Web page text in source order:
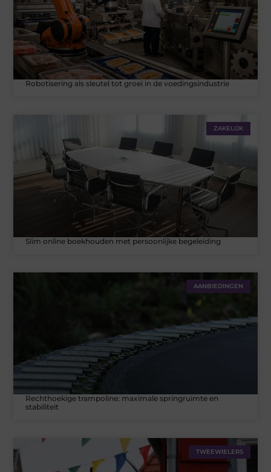
Robotisering als sleutel tot groei in de voedingsindustrie
ZAKELIJK
Slim online boekhouden met persoonlijke begeleiding
AANBIEDINGEN
Rechthoekige trampoline: maximale springruimte en
stabiliteit
TWEEWIELERS